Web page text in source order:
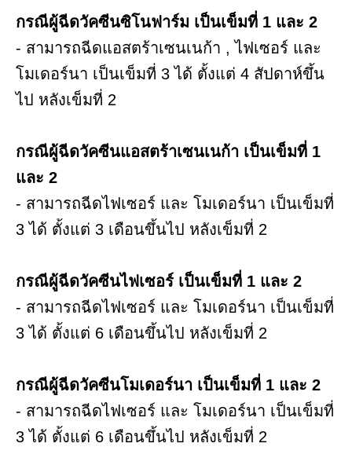
กรณีผู้ฉีดวัคซีนซิโนฟาร์ม เป็นเข็มที่ 1 และ 2
- สามารถฉีดแอสตร้าเซนเนก้า , ไฟเซอร์ และ
โมเดอร์นา เป็นเข็มที่ 3 ได้ ตั้งแต่ 4 สัปดาห์ขึ้น
ไป หลังเข็มที่ 2
กรณีผู้ฉีดวัคซีนแอสตร้าเซนเนก้า เป็นเข็มที่ 1
และ 2
- สามารถฉีดไฟเซอร์ และ โมเดอร์นา เป็นเข็มที่
3 ได้ ตั้งแต่ 3 เดือนขึ้นไป หลังเข็มที่ 2
กรณีผู้ฉีดวัคซีนไฟเซอร์ เป็นเข็มที่ 1 และ 2
- สามารถฉีดไฟเซอร์ และ โมเดอร์นา เป็นเข็มที่
3 ได้ ตั้งแต่ 6 เดือนขึ้นไป หลังเข็มที่ 2
กรณีผู้ฉีดวัคซีนโมเดอร์นา เป็นเข็มที่ 1 และ 2
- สามารถฉีดไฟเซอร์ และ โมเดอร์นา เป็นเข็มที่
3 ได้ ตั้งแต่ 6 เดือนขึ้นไป หลังเข็มที่ 2